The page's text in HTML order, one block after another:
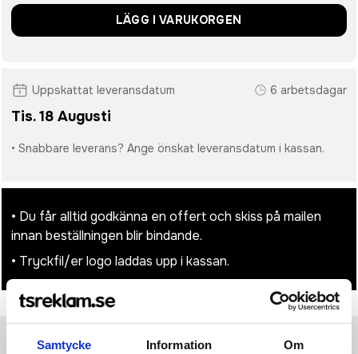
Samtycke Information Om
LÄGG I VARUKORGEN
Uppskattat leveransdatum 6 arbetsdagar
Tis. 18 Augusti
• Snabbare leverans? Ange önskat leveransdatum i kassan.
• Du får alltid godkänna en offert och skiss på mailen
innan beställningen blir bindande.
• Tryckfil/er logo laddas upp i kassan.